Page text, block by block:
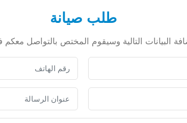
طلب صيانة
البيانات التالية وسيقوم المختص بالتواصل